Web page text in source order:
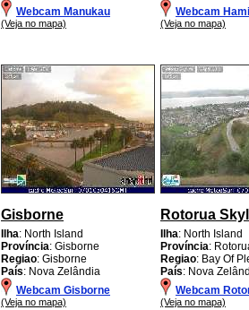
Webcam Manukau
(Veja no mapa)
Webcam
(Veja no mapa)
Gisborne
Ilha: North Island
Província: Gisborne
Regiao: Gisborne
País: Nova Zelândia
Webcam Gisborne
(Veja no mapa)
Rotorua
Ilha: North Island
Província:
Regiao: Bay Of
País: Nova
Webcam
(Veja no mapa)